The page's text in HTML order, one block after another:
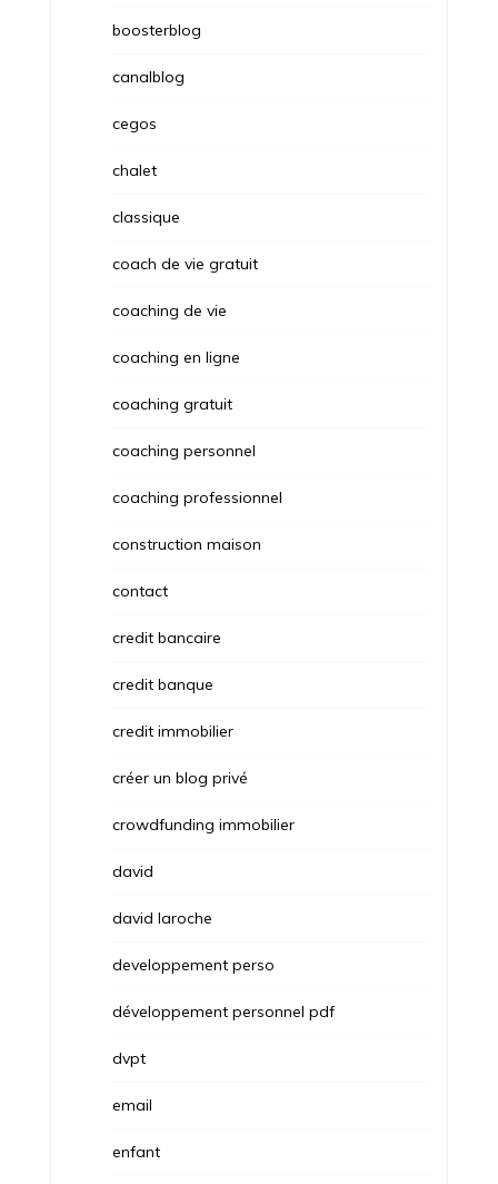
boosterblog
canalblog
cegos
chalet
classique
coach de vie gratuit
coaching de vie
coaching en ligne
coaching gratuit
coaching personnel
coaching professionnel
construction maison
contact
credit bancaire
credit banque
credit immobilier
créer un blog privé
crowdfunding immobilier
david
david laroche
developpement perso
développement personnel pdf
dvpt
email
enfant